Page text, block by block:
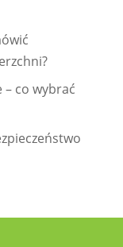
– co wybrać